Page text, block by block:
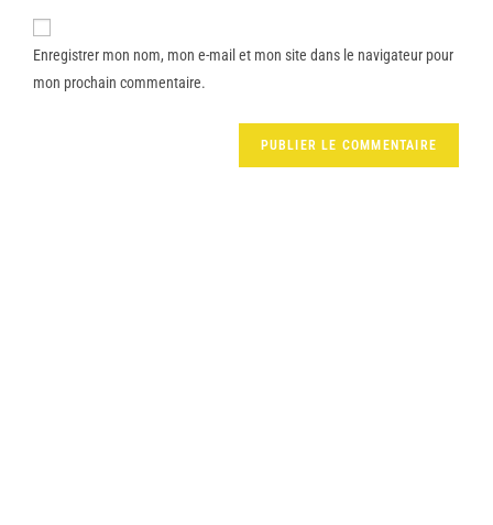
Enregistrer mon nom, mon e-mail et mon site dans le navigateur pour
mon prochain commentaire.